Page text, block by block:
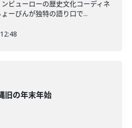
ビューローの歴史文化コーディネ
ーびんが独特の語り口で...
旧の年末年始